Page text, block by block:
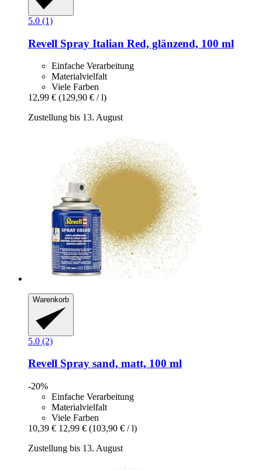
5.0 (1)
Revell Spray Italian Red, glänzend, 100 ml
Einfache Verarbeitung
Materialvielfalt
Viele Farben
12,99 € (129,90 € / l)
Zustellung bis 13. August
Warenkorb
5.0 (2)
Revell Spray sand, matt, 100 ml
-20%
Einfache Verarbeitung
Materialvielfalt
Viele Farben
10,39 € 12,99 € (103,90 € / l)
Zustellung bis 13. August